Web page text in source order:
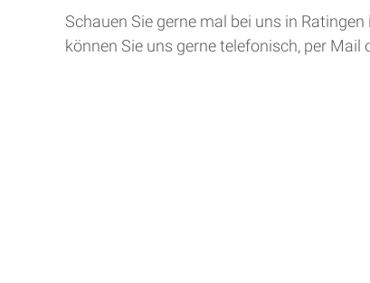
Schauen Sie gerne mal bei uns in
können Sie uns gerne telefonisch, per